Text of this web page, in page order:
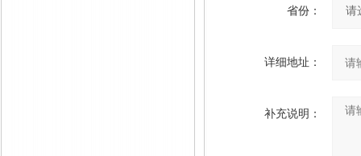
省份：
详细地址：
补充说明：